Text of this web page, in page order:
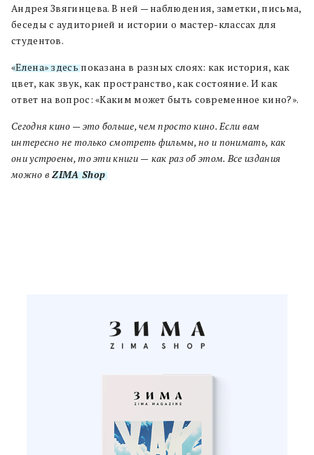
Андрея Звягинцева. В ней — наблюдения, заметки, письма,
беседы с аудиторией и истории о мастер-классах для
студентов.
«Елена» здесьпоказана в разных слоях: как история, как
цвет, как звук, как пространство, как состояние. И как
ответ на вопрос: «Каким может быть современное кино?».
Сегодня кино — это больше, чем просто кино. Если вам
интересно не только смотреть фильмы, но и понимать, как
они устроены, то эти книги — как раз об этом. Все издания
можно вZIMA Shop.